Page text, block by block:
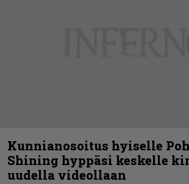
Kunnianosoitus hyiselle
Shining hyppäsi keskelle
uudella videollaan